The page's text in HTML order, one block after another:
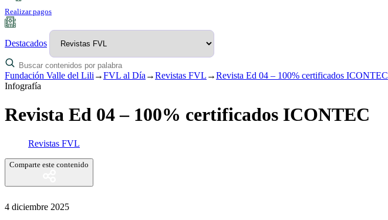
Realizar pagos
Destacados
Fundación Valle del Lili →FVL al Día →Revistas FVL →Revista Ed 04 – 100% certificados ICONTEC
Infografía
Revista Ed 04 – 100% certificados ICONTEC
Revistas FVL
Comparte este contenido
4 diciembre 2025